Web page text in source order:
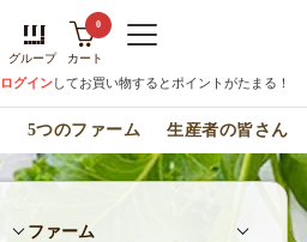
グループ
0
カート
ログインしてお買い物するとポイントがたまる！
5つのファーム 生産者の皆さん
ファーム